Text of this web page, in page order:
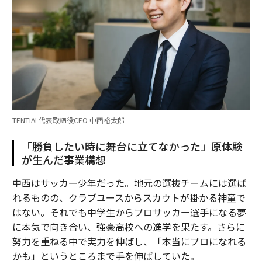
TENTIAL代表取締役CEO 中西裕太郎
「勝負したい時に舞台に立てなかった」原体験
が生んだ事業構想
中西はサッカー少年だった。地元の選抜チームには選ば
れるものの、クラブユースからスカウトが掛かる神童で
はない。それでも中学生からプロサッカー選手になる夢
に本気で向き合い、強豪高校への進学を果たす。さらに
努力を重ねる中で実力を伸ばし、「本当にプロになれる
かも」というところまで手を伸ばしていた。